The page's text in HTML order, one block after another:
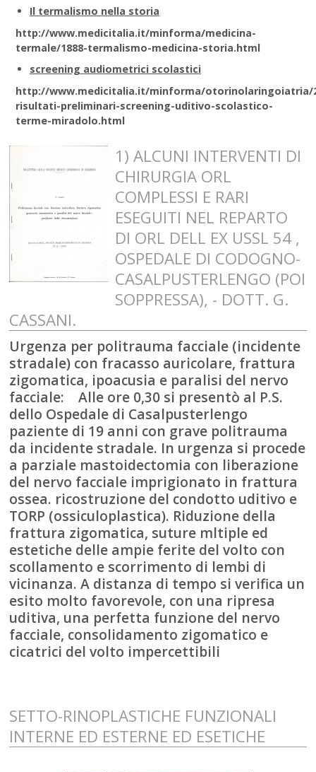
Il termalismo nella storia
http://www.medicitalia.it/minforma/medicina-
termale/1888-termalismo-medicina-storia.html
screening audiometrici scolastici
http://www.medicitalia.it/minforma/otorinolaringoiatria/
risultati-preliminari-screening-uditivo-scolastico-
terme-miradolo.html
1) ALCUNI INTERVENTI DI
CHIRURGIA ORL
COMPLESSI E RARI
ESEGUITI NEL REPARTO
DI ORL DELL EX USSL 54 ,
OSPEDALE DI CODOGNO-
CASALPUSTERLENGO (POI
SOPPRESSA), - DOTT. G.
CASSANI.
Urgenza per politrauma facciale (incidente
stradale) con fracasso auricolare, frattura
zigomatica, ipoacusia e paralisi del nervo
facciale: Alle ore 0,30 si presentò al P.S.
dello Ospedale di Casalpusterlengo
paziente di 19 anni con grave politrauma
da incidente stradale. In urgenza si procede
a parziale mastoidectomia con liberazione
del nervo facciale imprigionato in frattura
ossea. ricostruzione del condotto uditivo e
TORP (ossiculoplastica). Riduzione della
frattura zigomatica, suture mltiple ed
estetiche delle ampie ferite del volto con
scollamento e scorrimento di lembi di
vicinanza. A distanza di tempo si verifica un
esito molto favorevole, con una ripresa
uditiva, una perfetta funzione del nervo
facciale, consolidamento zigomatico e
cicatrici del volto impercettibili
SETTO-RINOPLASTICHE FUNZIONALI
INTERNE ED ESTERNE ED ESETICHE